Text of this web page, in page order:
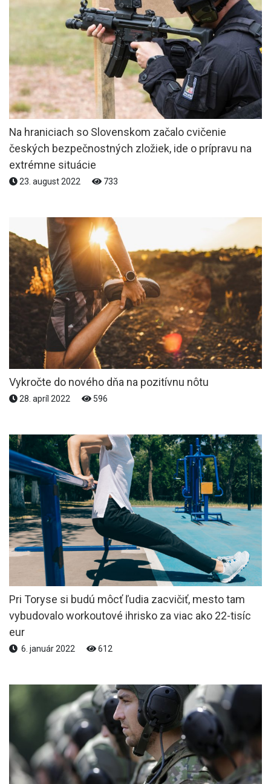
Na hraniciach so Slovenskom začalo cvičenie
českých bezpečnostných zložiek, ide o prípravu na
extrémne situácie
23. august 2022 733
Vykročte do nového dňa na pozitívnu nôtu
28. apríl 2022 596
Pri Toryse si budú môcť ľudia zacvičiť, mesto tam
vybudovalo workoutové ihrisko za viac ako 22-tisíc
eur
6. január 2022 612